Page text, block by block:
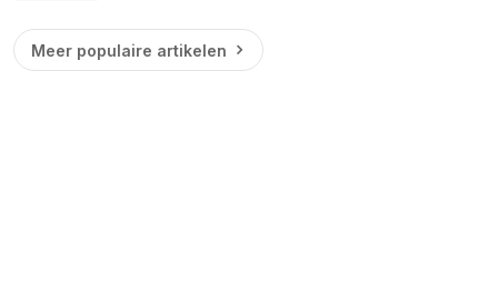
Meer populaire artikelen